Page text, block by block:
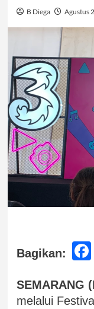
B Diega Agustus
Bagikan:
SEMARANG
melalui